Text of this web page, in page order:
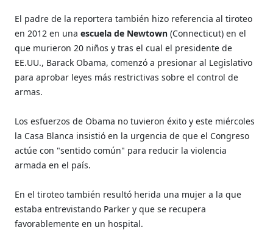
El padre de la reportera también hizo referencia al tiroteo
en 2012 en una escuela de Newtown (Connecticut) en el
que murieron 20 niños y tras el cual el presidente de
EE.UU., Barack Obama, comenzó a presionar al Legislativo
para aprobar leyes más restrictivas sobre el control de
armas.
Los esfuerzos de Obama no tuvieron éxito y este miércoles
la Casa Blanca insistió en la urgencia de que el Congreso
actúe con "sentido común" para reducir la violencia
armada en el país.
En el tiroteo también resultó herida una mujer a la que
estaba entrevistando Parker y que se recupera
favorablemente en un hospital.